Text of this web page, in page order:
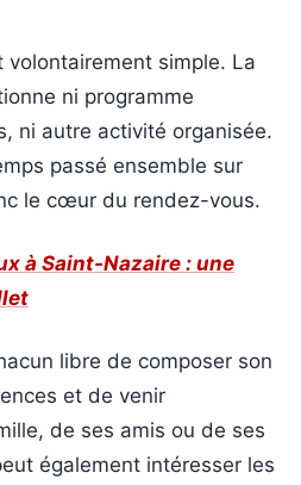
simple. La
ni programme
ni autre activité organisée.
passé ensemble sur
le cœur du rendez-vous.
à Saint-Nazaire : une
libre de composer son
et de venir
de ses amis ou de ses
également intéresser les